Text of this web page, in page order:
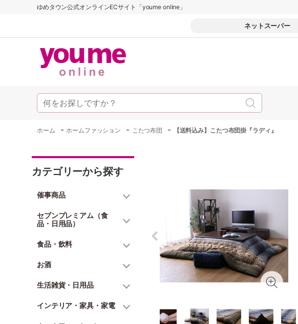
ゆめタウン公式オンラインECサイト「youme online」
ネットスーパー
ホーム -ホームファッション - こたつ布団 - 【送料込み】こたつ布団掛『ラディ』
カテゴリーから探す
催事商品
セブンプレミアム（食
品・日用品）
食品・飲料
お酒
生活雑貨・日用品
インテリア・家具・家電